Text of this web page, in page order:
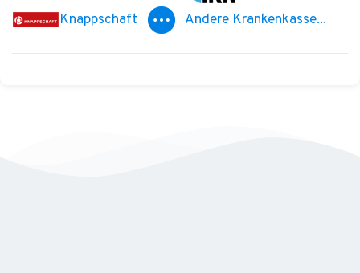
Knappschaft Andere Krankenkasse...